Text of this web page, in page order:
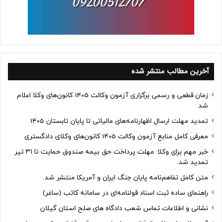
آخرین مطالب منتشر شده
زمان قطعی و رسمی برگزاری آزمون وکالت 1405 کانون‌های وکلا اعلام
شد
تمدید مهلت ارسال اظهارنامه‌های مالیاتی تا پایان تابستان 1405
معرفی کامل منابع آزمون وکالت 1405 کانون‌های وکلای دادگستری
خبر مهم برای وکلا: مهلت پرداخت حق بیمه صندوق حمایت تا ۳۱ تیر
تمدید شد.
متن کامل تفاهم‌نامه پایان جنگ ایران و آمریکا منتشر شد.
راهنمای ساده ثبت اسناد قولنامه‌ای در سامانه کاتب (ساغر)
نشانی و اطلاعات تماس شعب دادگاه های صلح استان گیلان